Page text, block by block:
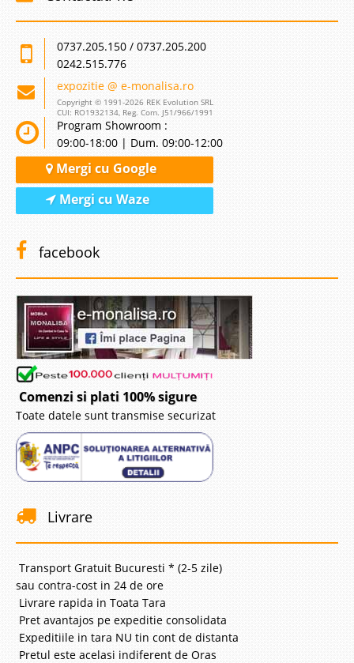
0737.205.150 / 0737.205.200
0242.515.776
expozitie @ e-monalisa.ro
Copyright © 1991-2026 REK Evolution SRL
CUI: RO1932134, Reg. Com. J51/966/1991
Program Showroom :
09:00-18:00 | Dum. 09:00-12:00
Mergi cu Google
Mergi cu Waze
facebook
Comenzi si plati 100% sigure
Toate datele sunt transmise securizat
Livrare
Transport Gratuit Bucuresti * (2-5 zile)
sau contra-cost in 24 de ore
Livrare rapida in Toata Tara
Pret avantajos pe expeditie consolidata
Expeditiile in tara NU tin cont de distanta
Pretul este acelasi indiferent de Oras